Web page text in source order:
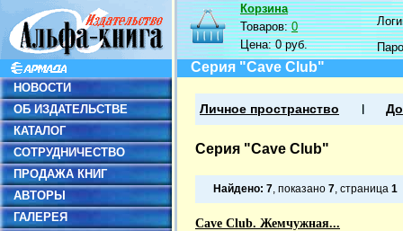
НОВОСТИ
ОБ ИЗДАТЕЛЬСТВЕ
КАТАЛОГ
СОТРУДНИЧЕСТВО
ПРОДАЖА КНИГ
АВТОРЫ
ГАЛЕРЕЯ
Корзина
Товаров:0
Цена:0 руб.
Серия "Cave Club"
Личное пространство
Серия "Cave Club"
Найдено: 7, показано 7, страница 1
Cave Club. Жемчужная...